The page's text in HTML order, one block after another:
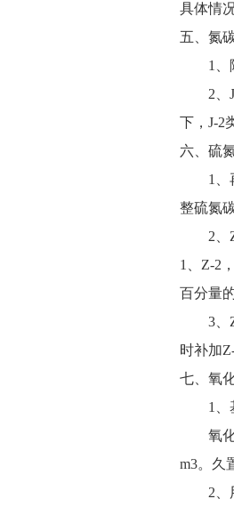
具体情
五、氮
1、除
2、J-2
下，J-2
六、硫
1、再
整硫氮
2、Z-
1、Z-2
百分量
3、Z-
时补加
七、氧
1、
氧化盐
m3。久
2、